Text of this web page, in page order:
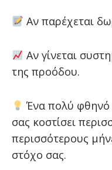
Αν παρέχεται
Αν γίνεται
της προόδου.
Ένα πολύ φθηνό
σας κοστίσει
περισσότερους
στόχο σας.